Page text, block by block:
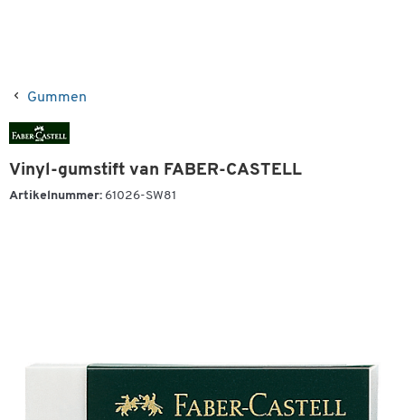
Gummen
Vinyl-gumstift van FABER-CASTELL
Artikelnummer: 61026-SW81